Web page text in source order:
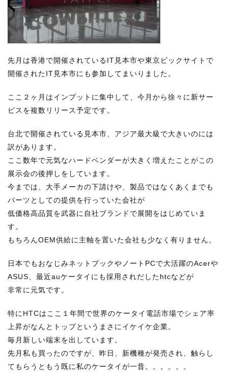
先月は香港で開催されているIT見本市や東京ビックサイトで
開催されたIT見本市にも参加してまいりました。
ここ２ヶ月はインプットに集中して、今月から徐々に新サー
ビスを複数リリース予定です。
台北で開催されている見本市、アジア最大級で大きいのには
訳があります。
ここ数年で元気なハードベンダーが大きく増えたことがこの
展示会の後押しをしています。
今までは、大手メーカの下請けや、製品ではなくあくまでも
パーツとしての提供を行っていた会社が
低価格高品質を武器に自社ブランドで展開をはじめていま
す。
もちろんOEM供給に主軸を置いた会社も少なく有りません。
日本でもおなじみネットブックやノートPCで大活躍のAcerや
ASUS、最近auケータイにも採用されだしたhtcなどが
非常に元気です。
特にHTCはここ１年間で世界のケータイ電話市場でシェア率
上昇がなんとトップというまさにイケイケ企業。
毎月新しい端末を出しています。
先月私も買ったのですが、昨日、新機種が発売され、触らし
てもらうともう既に私のケータイが一昔。。。。。。